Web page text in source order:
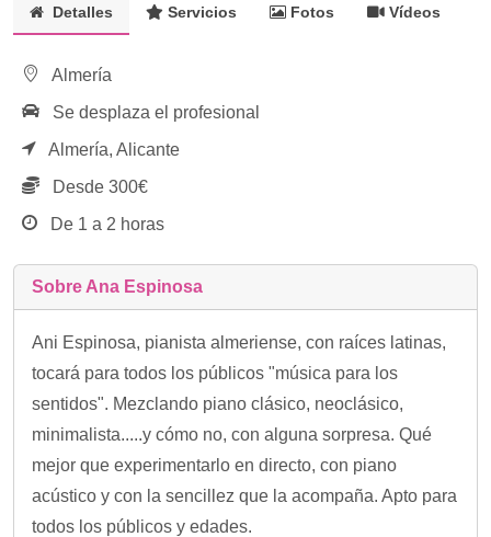
Detalles Servicios Fotos Vídeos
Almería
Se desplaza el profesional
Almería, Alicante
Desde 300€
De 1 a 2 horas
Sobre Ana Espinosa
Ani Espinosa, pianista almeriense, con raíces latinas,
tocará para todos los públicos "música para los
sentidos". Mezclando piano clásico, neoclásico,
minimalista.....y cómo no, con alguna sorpresa. Qué
mejor que experimentarlo en directo, con piano
acústico y con la sencillez que la acompaña. Apto para
todos los públicos y edades.